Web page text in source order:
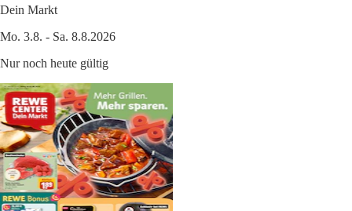
Dein Markt
Mo. 3.8. - Sa. 8.8.2026
Nur noch heute gültig